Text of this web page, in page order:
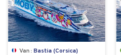
Van
Bastia (Corsica)